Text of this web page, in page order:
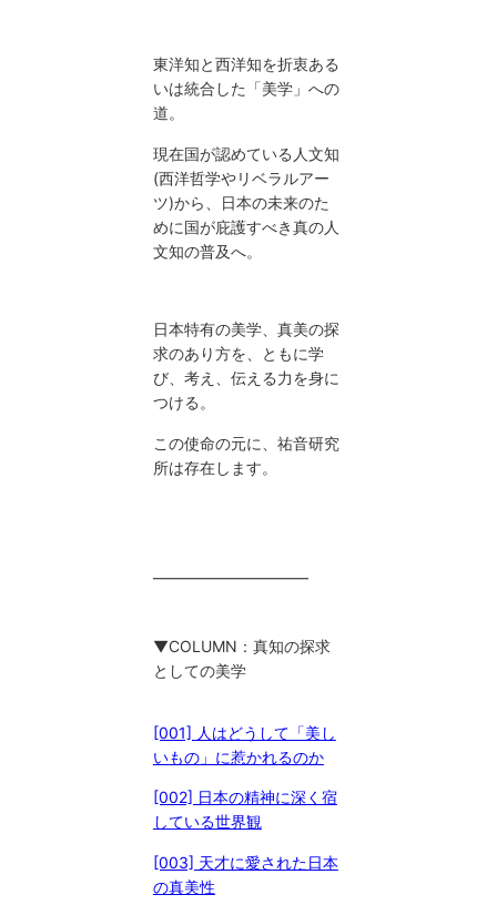
東洋知と西洋知を折衷ある
いは統合した「美学」への
道。
現在国が認めている人文知
(西洋哲学やリベラルアー
ツ)から、日本の未来のた
めに国が庇護すべき真の人
文知の普及へ。
日本特有の美学、真美の探
求のあり方を、ともに学
び、考え、伝える力を身に
つける。
この使命の元に、祐音研究
所は存在します。
━━━━━━━━━━
▼COLUMN：真知の探求
としての美学
[001] 人はどうして「美し
いもの」に惹かれるのか
[002] 日本の精神に深く宿
している世界観
[003] 天才に愛された日本
の真美性